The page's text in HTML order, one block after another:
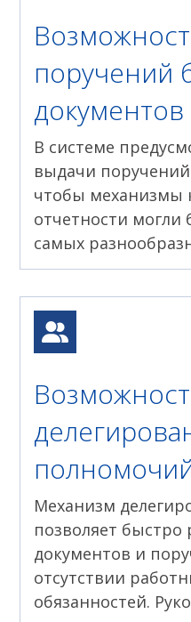
поручений
документов
В системе
выдачи
чтобы механизмы
отчетности
самых
Механизм
позволяет быстро
документов и
отсутствии
обязанностей.